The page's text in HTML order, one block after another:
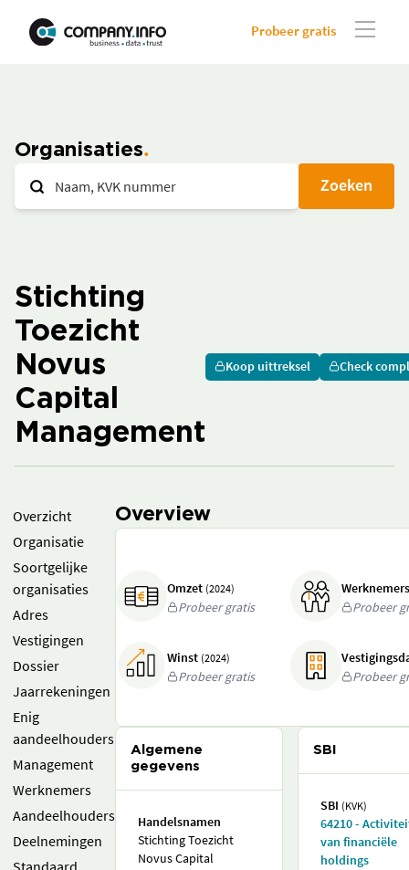
Probeer gratis
Organisaties
Zoeken
Stichting
Toezicht
Novus
Capital
Management
Koop uittreksel Check
Overzicht
Organisatie
Soortgelijke
organisaties
Adres
Vestigingen
Dossier
Jaarrekeningen
Enig
aandeelhouders
Management
Werknemers
Aandeelhouders
Deelnemingen
Standaard
Overview
Omzet (2024)
Probeer gratis
Probeer
Winst (2024)
Probeer gratis
Probeer
Algemene
gegevens
Handelsnamen
Stichting Toezicht
Novus Capital
SBI
SBI (KVK)
64210 -
van financiële
holdings